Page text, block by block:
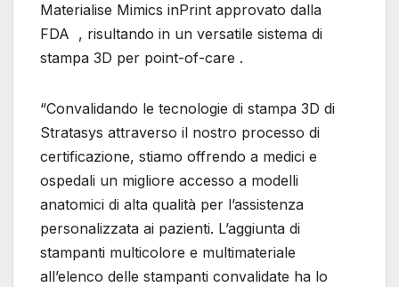
Materialise Mimics inPrint approvato dalla
FDA , risultando in un versatile sistema di
stampa 3D per point-of-care .
“Convalidando le tecnologie di stampa 3D di
Stratasys attraverso il nostro processo di
certificazione, stiamo offrendo a medici e
ospedali un migliore accesso a modelli
anatomici di alta qualità per l’assistenza
personalizzata ai pazienti. L’aggiunta di
stampanti multicolore e multimateriale
all’elenco delle stampanti convalidate ha lo